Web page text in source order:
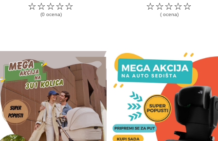
☆
☆
☆
☆
☆
(0 ocena)
☆
☆
☆
☆
☆
( ocena)